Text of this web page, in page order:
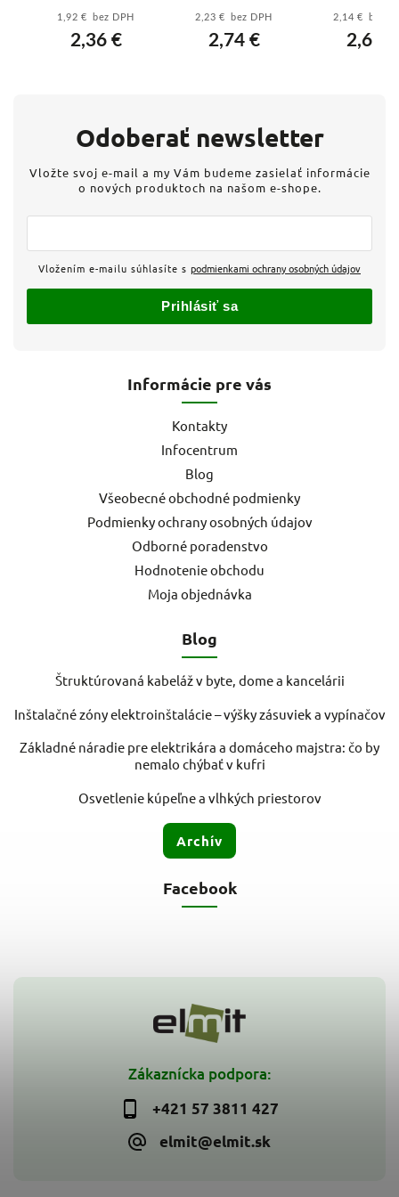
CR1632 - B15951
1,92 € bez DPH
2,36 €
CR2450 - B32854
2,23 € bez DPH
2,74 €
CR2320, 1
2,14 € bez
2,63 €
Zákaznícka podpora:
+421 57 3811 427
elmit@elmit.sk
Informácie pre vás
Kontakty
Infocentrum
Blog
Všeobecné obchodné podmienky
Podmienky ochrany osobných údajov
Odborné poradenstvo
Hodnotenie obchodu
Moja objednávka
Blog
Štruktúrovaná kabeláž v byte, dome a kancelárii
Inštalačné zóny elektroinštalácie – výšky zásuviek a vypínačov
Základné náradie pre elektrikára a domáceho majstra: čo by
nemalo chýbať v kufri
Osvetlenie kúpeľne a vlhkých priestorov
Archív
Odoberať newsletter
Vložte svoj e-mail a my Vám budeme zasielať informácie
o nových produktoch na našom e-shope.
Vložením e-mailu súhlasíte s podmienkami ochrany osobných údajov
Prihlásiť sa
Facebook